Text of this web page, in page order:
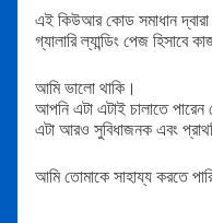
এই কিউআর কোড সমাধান
গ্যালারি ল্যান্ডিং পেজ হিসাবে
আমি ভালো থাকি।
আপনি এটা এটাই চালাতে
এটা আরও সুবিধাজনক এবং
আমি তোমাকে সাহায্য করতে